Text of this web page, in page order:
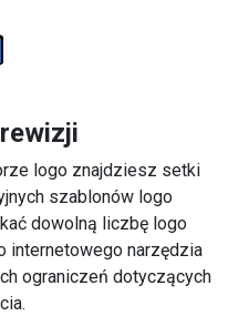
logo znajdziesz setki
szablonów logo
dowolną liczbę logo
internetowego narzędzia
ograniczeń dotyczących